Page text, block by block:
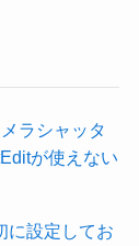
ラシャッタ
が使えない
に設定してお